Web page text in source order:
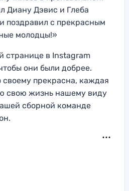
Диану Дэвис и Глеба
поздравил с прекрасным
молодцы!»
странице в Instagram
они были добрее.
прекрасна, каждая
свою жизнь нашему виду
сборной команде